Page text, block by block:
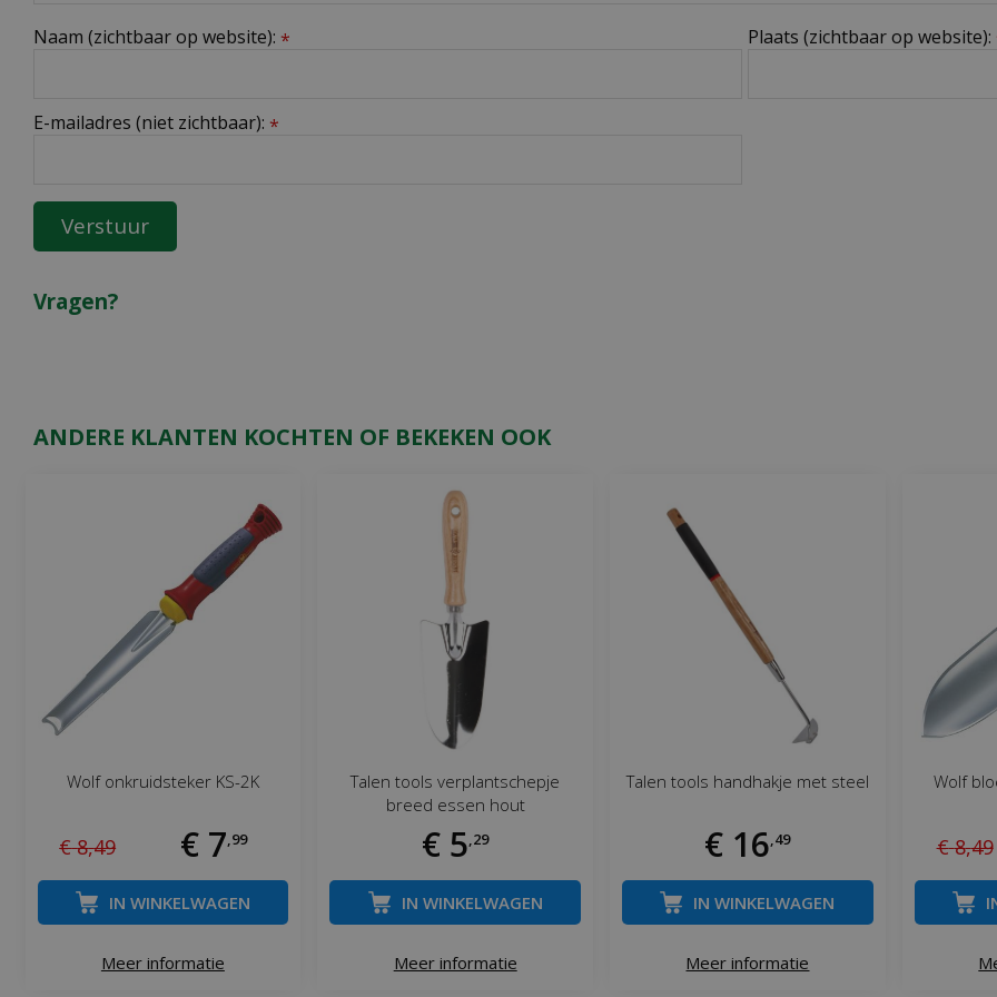
Naam (zichtbaar op website): * Plaats (zichtbaar op website):
E-mailadres (niet zichtbaar): *
Vragen?
ANDERE KLANTEN KOCHTEN OF BEKEKEN OOK
Wolf onkruidsteker KS-2K
€ 8,49 € 7,99
Meer informatie
IN WINKELWAGEN
Talen tools verplantschepje
breed essen hout
€ 5,29
Meer informatie
IN WINKELWAGEN
Talen tools handhakje met steel
€ 16,49
Meer informatie
IN WINKELWAGEN
Wolf
€ 8,49